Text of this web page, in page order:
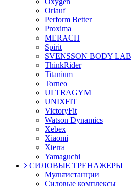
Orlauf
Perform Better
Proxima
MERACH
Spirit
SVENSSON BODY
ThinkRider
Titanium
Torneo
ULTRAGYM
UNIXFIT
VictoryFit
Watson Dynamics
Xebex
Xiaomi
Xterra
Yamaguchi
СИЛОВЫЕ ТРЕНАЖЕРЫ
Мультистанции
Силовые комплексы